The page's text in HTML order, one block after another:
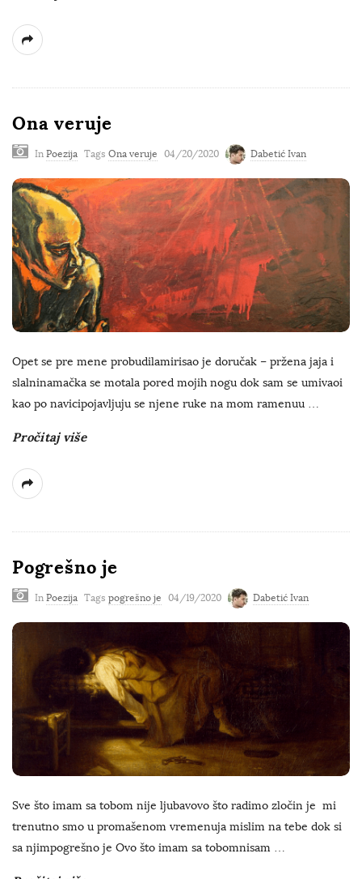
Ona veruje
In Poezija Tags Ona veruje 04/20/2020 Dabetić Ivan
Opet se pre mene probudilamirisao je doručak – pržena jaja i
slalninamačka se motala pored mojih nogu dok sam se umivaoi
kao po navicipojavljuju se njene ruke na mom ramenuu …
Pročitaj više
Pogrešno je
In Poezija Tags pogrešno je 04/19/2020 Dabetić Ivan
Sve što imam sa tobom nije ljubavovo što radimo zločin je mi
trenutno smo u promašenom vremenuja mislim na tebe dok si
sa njimpogrešno je Ovo što imam sa tobomnisam …